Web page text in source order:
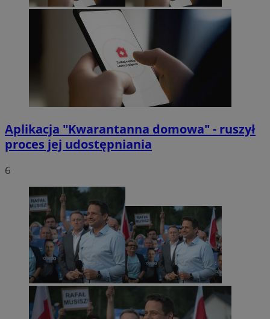
Aplikacja "Kwarantanna domowa" - ruszył
proces jej udostępniania
6